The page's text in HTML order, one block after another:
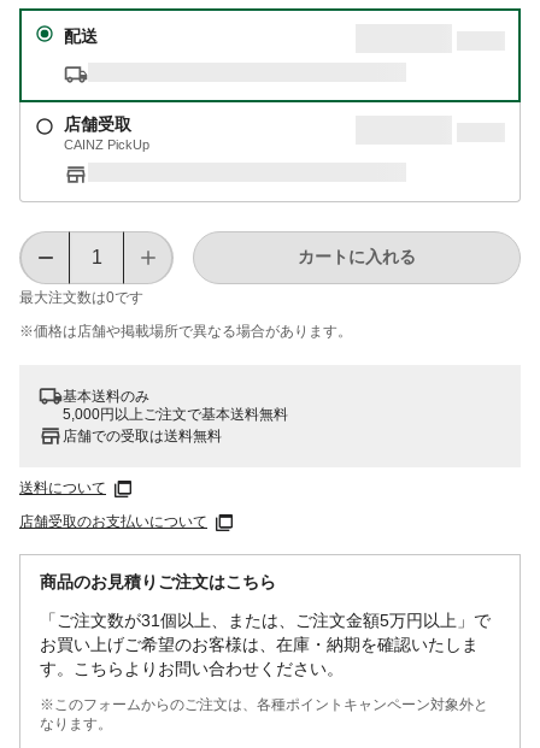
配送
店舗受取
CAINZ PickUp
最大注文数は0です
カートに入れる
※価格は​店舗や​掲載場所で​異なる​場合が​あります。
基本送料のみ
5,000円以上ご注文で基本送料無料
店舗での受取は送料無料
送料について
店舗受取のお支払いについて
商品のお見積りご注文はこちら
「ご注文数が31個以上、または、ご注文金額5万円以上」で
お買い上げご希望のお客様は、在庫・納期を確認いたしま
す。こちらよりお問い合わせください。
※このフォームからのご注文は、各種ポイントキャンペーン対象外と
なります。